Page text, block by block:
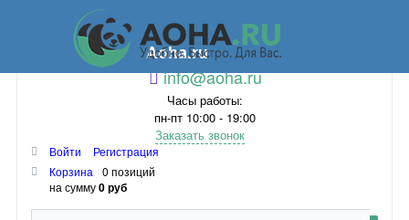
Aoha.ru
info@aoha.ru
Часы работы:
пн-пт 10:00 - 19:00
Заказать звонок
Войти
Регистрация
Корзина
0 позиций
на сумму0 руб